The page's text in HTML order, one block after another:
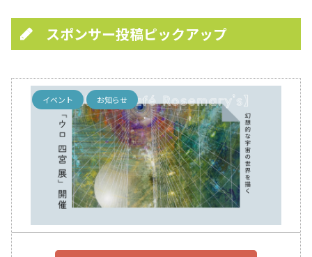
スポンサー投稿ピックアップ
イベント お知らせ